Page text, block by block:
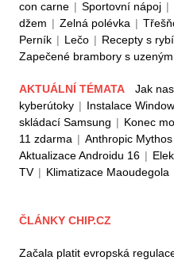
con carne | Sportovní nápoj |
džem | Zelná polévka |
Perník | Lečo | Recepty s
Zapečené brambory s uzeným
AKTUÁLNÍ TÉMATA Jak
kyberútoky | Instalace
skládací Samsung | Konec
11 zdarma | Anthropic Mythos
Aktualizace Androidu 16 |
TV | Klimatizace Maoudegola
ČLÁNKY CHIP.CZ
Začala platit evropská